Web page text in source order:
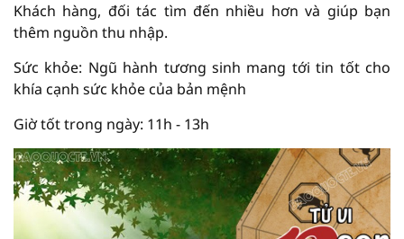
Khách hàng, đối tác tìm đến nhiều hơn và giúp bạn
thêm nguồn thu nhập.
Sức khỏe: Ngũ hành tương sinh mang tới tin tốt cho
khía cạnh sức khỏe của bản mệnh
Giờ tốt trong ngày: 11h - 13h